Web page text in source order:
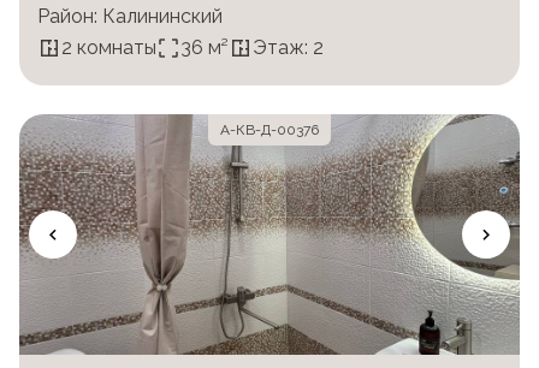
Район: Калининский
2 комнаты
36 м² Этаж: 2
А-КВ-Д-00376